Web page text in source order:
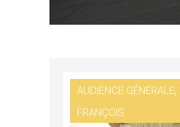
AUDIENCE GÉNÉRALE,
FRANÇOIS